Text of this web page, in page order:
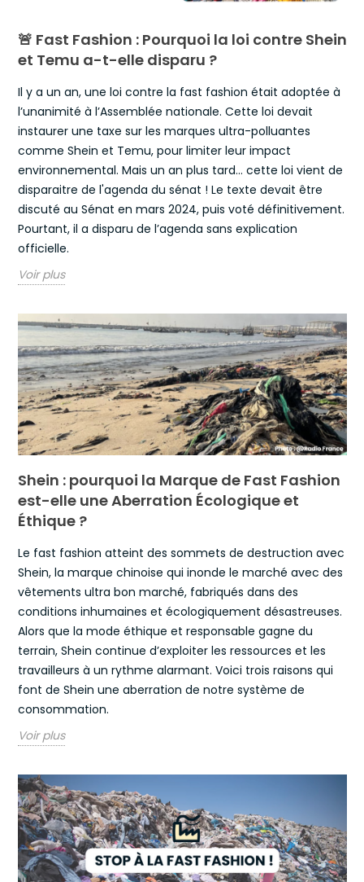
🚨 Fast Fashion : Pourquoi la loi contre Shein
et Temu a-t-elle disparu ?
Il y a un an, une loi contre la fast fashion était adoptée à
l’unanimité à l’Assemblée nationale. Cette loi devait
instaurer une taxe sur les marques ultra-polluantes
comme Shein et Temu, pour limiter leur impact
environnemental. Mais un an plus tard… cette loi vient de
disparaitre de l'agenda du sénat ! Le texte devait être
discuté au Sénat en mars 2024, puis voté définitivement.
Pourtant, il a disparu de l’agenda sans explication
officielle.
Voir plus
Shein : pourquoi la Marque de Fast Fashion
est-elle une Aberration Écologique et
Éthique ?
Le fast fashion atteint des sommets de destruction avec
Shein, la marque chinoise qui inonde le marché avec des
vêtements ultra bon marché, fabriqués dans des
conditions inhumaines et écologiquement désastreuses.
Alors que la mode éthique et responsable gagne du
terrain, Shein continue d’exploiter les ressources et les
travailleurs à un rythme alarmant. Voici trois raisons qui
font de Shein une aberration de notre système de
consommation.
Voir plus
✅Etre informé des nouveautés et
ventes privées engagées
✅Recevoir LE guide incontournable
des 40 cadeaux écolo 🎁
✅BONUS: votre code debienvenue
- 10%*🍸
Excellent - Avis Trustpilot​
JE REJOINS SLOOD
*valable sur tous les articles de l'offre Bienvenue
Votre adresse de messagerie est uniquement utilisée
pour vous envoyer notre lettre d'information Voir notre
politique de confidentialité.